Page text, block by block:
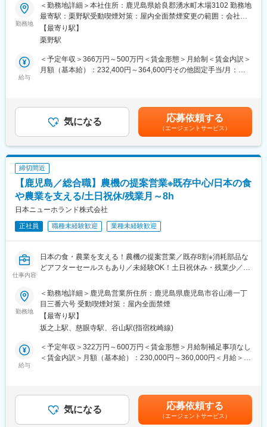
当社は、3つの事業部に分かれており、今回は「新建材事業部」
「MOKUWELL」の施工管理を募集いたします。面接後適正と希
望を相談したうえで配属先を決めていきます。
■業務内容：
・建築・設備工事における工程管理、安全管理、品質管理、原価
・工事予算管理および資材・外注先の手配を実施
す。しかし、コストや耐火の兼ね合いでなかなか実現が難しいと
いわれております。当社は、木を感じられる空間を実現するため
「MIデッキ」という型枠剤を作り、木造建築のデザイン性は残し
つつ、経済的にも、施工コストも抑える事を実現化をしておりま
す。現在では、様々な事務所・ビル、ホテル、学校等に取り入れ
いただきます。
当社は、「低価格」「高品質」「高性能」の3つを兼ね備えた
「MOKUWELL HOUSE」の提供をしております。住宅の大部分を
短縮、高品質な100m2の平屋住宅を1000万円未満の価格にて供給
可能となっています。
「低価格」：国産丸太から調達することでコスト削減
「高品質」：自社工場で徹底管理
気密
自社工場内で住宅の大部分を作った後、現地で組み立て・施工を
「新建材事業部」は1名、「MOKUWELL事業部」は2名で構成を
されております。
勤務地
＜勤務地詳細＞本社住所：鹿児島県姶良郡湧水町木場3102 勤務地
最寄駅：栗野駅受動喫煙対策：屋内全面禁煙変更の範囲：会社の
定める事業所
【最寄り駅】
栗野駅
給与
＜予定年収＞366万円～500万円＜賃金形態＞月給制＜賃金内訳＞
月額（基本給）：232,400円～364,600円その他固定手当/月：
1.6ヶ月)賃金はあくまでも目安の金額であり、選考を通じて上下
する可能性があります。月給(月額)は固定手当を含めた表記です。
気になる 応募依頼する
（エージェントサービス）
締切間近
【鹿児島／総合職】農機の提案営業※既存中心/日本の食
や農業を支える/土日祝休/残業月～8h
日本ニューホランド株式会社
正社員 職種未経験歓迎 業種未経験歓迎
仕事内容
日本の食・農業を支える！農機の提案営業／既存8割※消耗部品な
どアフターセールスもあり／未経験OK！土日祝休み・残業少／ト
＜ポイント＞
・最先端の農業技術や機械で、”日本の食や農業”を支える仕事
・取引ある顧客を中心にお困りごとによりそう提案営業
・土日祝休み、残業月~8h
■業務概要：
■業務詳細：
・既存顧客8割
・お客様先へ訪問し、パートナーとして対話の中でお困りごとや
勤務地
＜勤務地詳細＞鹿児島営業所住所：鹿児島県鹿児島市谷山港一丁
目三番六号 受動喫煙対策：屋内全面禁煙
【最寄り駅】
坂之上駅、慈眼寺駅、谷山駅(指宿枕崎線)
給与
＜予定年収＞322万円～600万円＜賃金形態＞月給制補足事項なし
＜賃金内訳＞月額（基本給）：230,000円～360,000円＜月給＞
440万円■昇給：あり ■賞与：年2回賃金はあくまでも目安の金額
であり、選考を通じて上下する可能性があります。月給(月額)は固
定手当を含めた表記です。
気になる 応募依頼する
（エージェントサービス）